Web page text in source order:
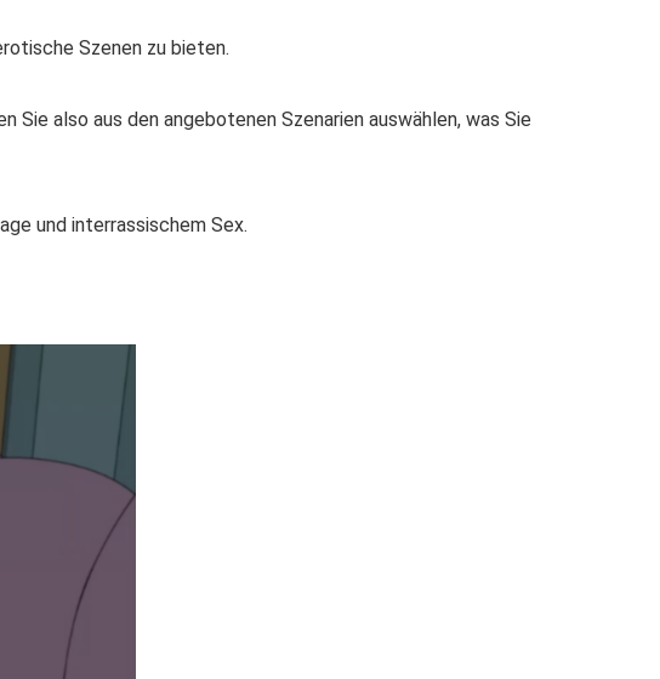
Szenen zu bieten.
Sie also aus den angebotenen Szenarien auswählen, was Sie
und interrassischem Sex.